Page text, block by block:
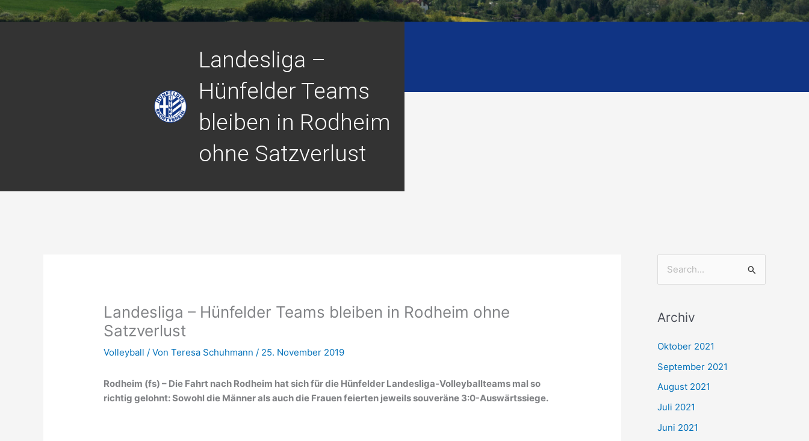
Landesliga –
Hünfelder Teams
bleiben in Rodheim
ohne Satzverlust
Landesliga – Hünfelder Teams bleiben in Rodheim ohne
Satzverlust
Volleyball / VonTeresa Schuhmann/ 25. November 2019
Rodheim (fs) – Die Fahrt nach Rodheim hat sich für die Hünfelder Landesliga-Volleyballteams mal so
richtig gelohnt: Sowohl die Männer als auch die Frauen feierten jeweils souveräne 3:0-Auswärtssiege.
h
e
n
h
Archiv
Oktober 2021
September 2021
August 2021
Juli 2021
Juni 2021